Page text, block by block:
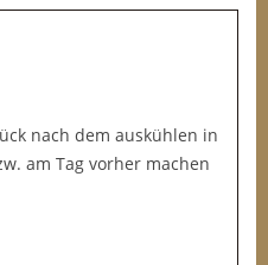
nach dem auskühlen in
am Tag vorher machen